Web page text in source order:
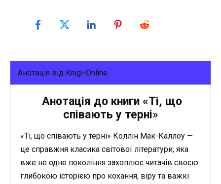
Анотація від Knigi-Online
Анотація до книги «Ті, що
співають у терні»
«Ті, що співають у терні» Коллін Мак-Каллоу —
це справжня класика світової літератури, яка
вже не одне покоління захоплює читачів своєю
глибокою історією про кохання, віру та важкі